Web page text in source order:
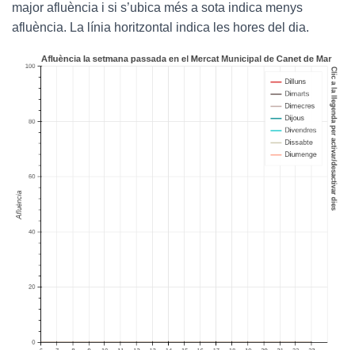
major afluència i si s’ubica més a sota indica menys
afluència. La línia horitzontal indica les hores del dia.